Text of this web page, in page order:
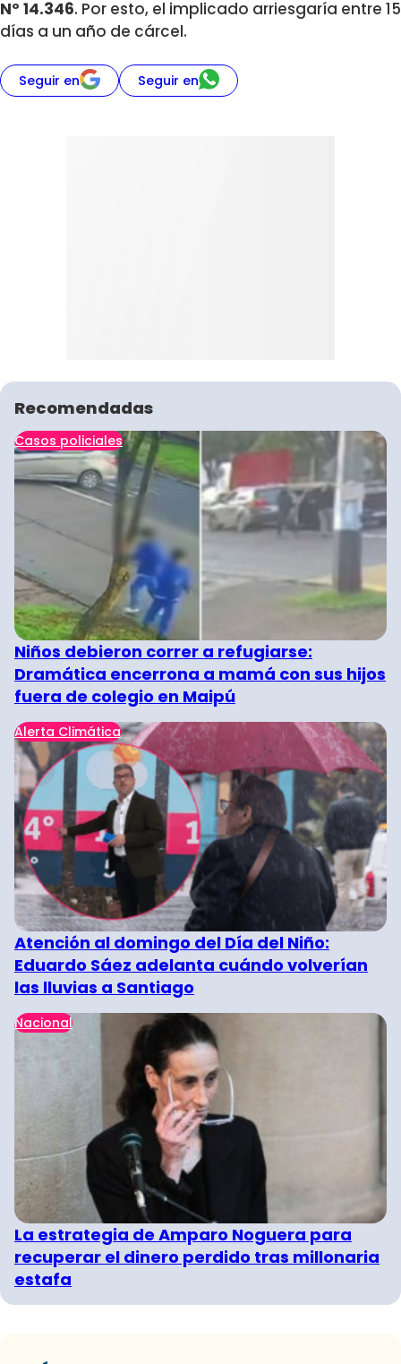
Nº 14.346. Por esto, el implicado arriesgaría entre 15
días a un año de cárcel.
Seguir en Seguir en
Recomendadas
Casos policiales
Niños debieron correr a refugiarse:
Dramática encerrona a mamá con sus hijos
fuera de colegio en Maipú
Alerta Climática
Atención al domingo del Día del Niño:
Eduardo Sáez adelanta cuándo volverían
las lluvias a Santiago
Nacional
La estrategia de Amparo Noguera para
recuperar el dinero perdido tras millonaria
estafa